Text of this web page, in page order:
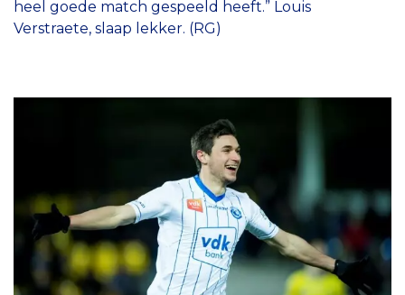
heel goede match gespeeld heeft.” Louis
Verstraete, slaap lekker. (RG)